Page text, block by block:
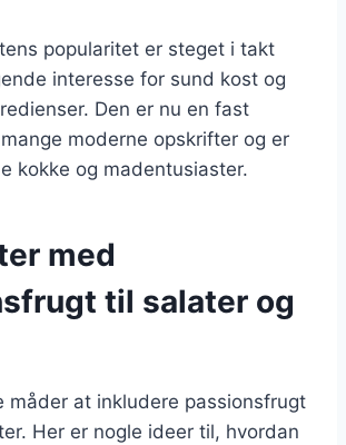
popularitet er steget i takt
interesse for sund kost og
Den er nu en fast
moderne opskrifter og er
kokke og madentusiaster.
med
til salater og
måder at inkludere passionsfrugt
Her er nogle ideer til, hvordan